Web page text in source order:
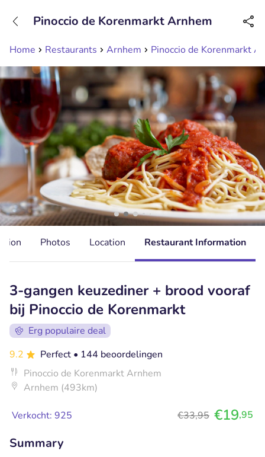
Available until 23:00
Home Restaurants Arnhem Pinoccio de Korenmarkt
Pinoccio de Korenmarkt Arnhem
Photos Location Restaurant Information
3-gangen keuzediner + brood vooraf
bij Pinoccio de Korenmarkt
Erg populaire deal
9.2
Perfect • 144 beoordelingen
Pinoccio de Korenmarkt Arnhem
Arnhem (493km)
Verkocht: 925 €33,95 €19,95
Summary